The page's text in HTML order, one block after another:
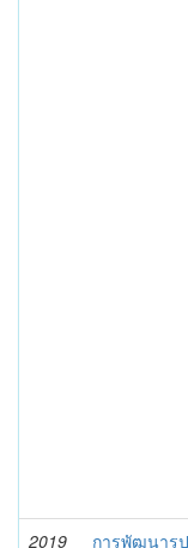
2019
การพัฒนารู